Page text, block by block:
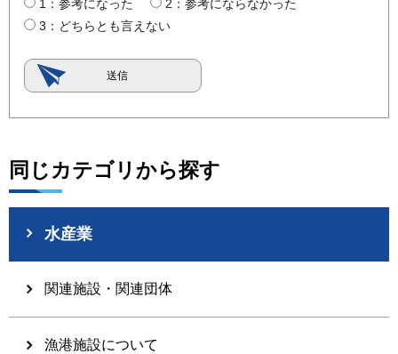
1：参考になった
2：参考にならなかった
3：どちらとも言えない
同じカテゴリから探す
水産業
関連施設・関連団体
漁港施設について